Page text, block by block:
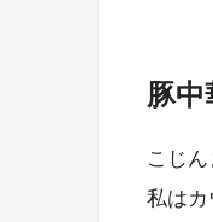
豚
こじ
私は